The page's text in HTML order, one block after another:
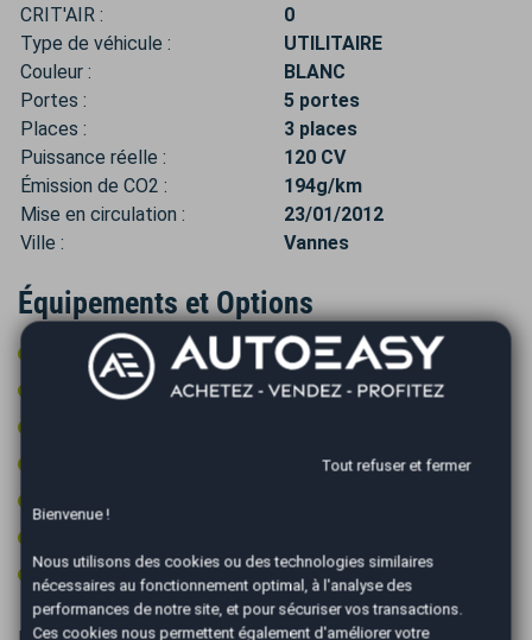
CRIT'AIR :
0
Type de véhicule :
UTILITAIRE
Couleur :
BLANC
Portes :
5 portes
Places :
3 places
Puissance réelle :
120 CV
Émission de CO2 :
194g/km
Mise en circulation :
23/01/2012
Ville :
Vannes
Équipements et Options
Auto-radio commandé au volant
Climatisation
Type Essieu 4x2
Tout refuser et fermer
Bienvenue !
Nous utilisons des cookies ou des technologies similaires
nécessaires au fonctionnement optimal, à l'analyse des
performances de notre site, et pour sécuriser vos transactions.
Ces cookies nous permettent également d'améliorer votre